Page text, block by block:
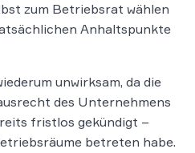
zum Betriebsrat wählen
Anhaltspunkte
unwirksam, da die
des Unternehmens
fristlos gekündigt –
betreten habe.